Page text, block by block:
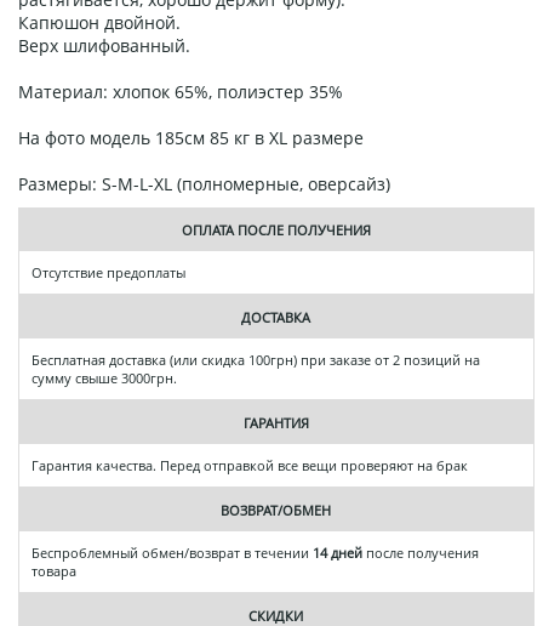
Капюшон двойной.
Верх шлифованный.
Материал: хлопок 65%, полиэстер 35%
На фото модель 185см 85 кг в XL размере
Размеры: S-M-L-XL (полномерные, оверсайз)
ОПЛАТА ПОСЛЕ ПОЛУЧЕНИЯ
Отсутствие предоплаты
ДОСТАВКА
Бесплатная доставка (или скидка 100грн) при заказе от 2 позиций на
сумму свыше 3000грн.
ГАРАНТИЯ
Гарантия качества. Перед отправкой все вещи проверяют на брак
ВОЗВРАТ/ОБМЕН
Беспроблемный обмен/возврат в течении 14 дней после получения
товара
СКИДКИ